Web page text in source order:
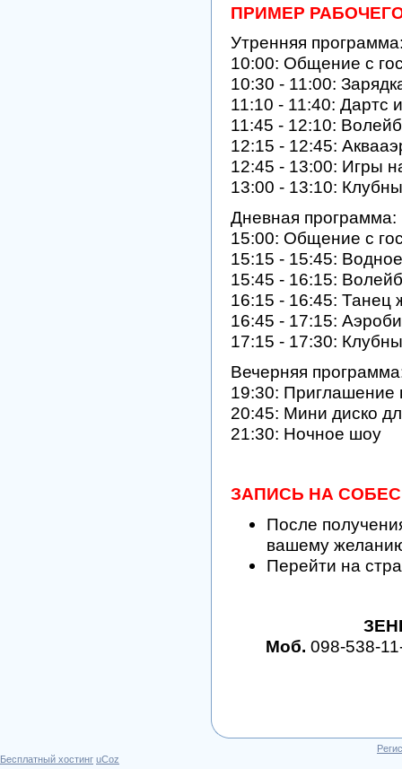
ПРИМЕР
Утренняя
10:00: Общение с
10:30 - 11:00:
11:10 - 11:40: Дартс
11:45 - 12:10:
12:15 - 12:45:
12:45 - 13:00: Игры
13:00 - 13:10:
Дневная программа:
15:00: Общение с
15:15 - 15:45:
15:45 - 16:15:
16:15 - 16:45: Танец
16:45 - 17:15:
17:15 - 17:30:
Вечерняя
19:30: Приглашение
20:45: Мини диско
21:30: Ночное шоу
ЗАПИСЬ НА
После
вашему
Перейти на
Моб. 098-538-
Бесплатный хостинг uCoz